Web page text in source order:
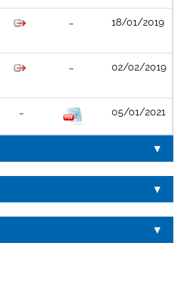
18/01/2019
02/02/2019
05/01/2021